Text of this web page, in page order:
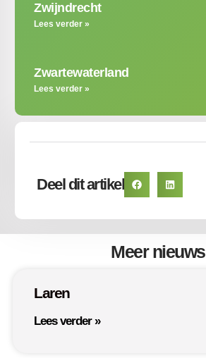
Deel dit artikel
Zwijndrecht
Lees verder »
Zwartewaterland
Lees verder »
Meer nieuws
Laren
Lees verder »